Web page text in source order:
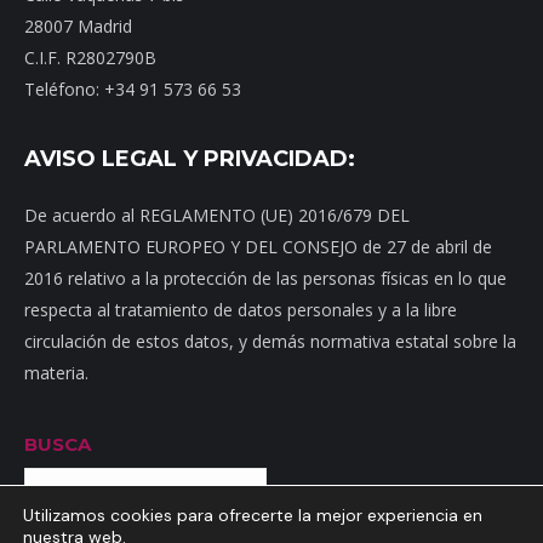
28007 Madrid
C.I.F. R2802790B
Teléfono: +34 91 573 66 53
AVISO LEGAL Y PRIVACIDAD:
De acuerdo al REGLAMENTO (UE) 2016/679 DEL
PARLAMENTO EUROPEO Y DEL CONSEJO de 27 de abril de
2016 relativo a la protección de las personas físicas en lo que
respecta al tratamiento de datos personales y a la libre
circulación de estos datos, y demás normativa estatal sobre la
materia.
BUSCA
Buscar
Utilizamos cookies para ofrecerte la mejor experiencia en
nuestra web.